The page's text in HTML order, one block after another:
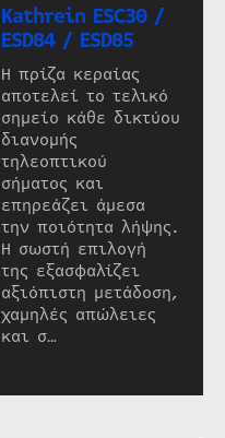
Kathrein ESC30 /
ESD84 / ESD85
Η πρίζα κεραίας
αποτελεί το τελικό
σημείο κάθε δικτύου
διανομής
τηλεοπτικού
σήματος και
επηρεάζει άμεσα
την ποιότητα λήψης.
Η σωστή επιλογή
της εξασφαλίζει
αξιόπιστη μετάδοση,
χαμηλές απώλειες
και σ…